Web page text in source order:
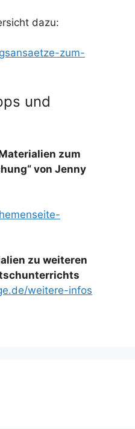
dazu:
zum-
und
zum
von Jenny
zu weiteren
weitere-infos